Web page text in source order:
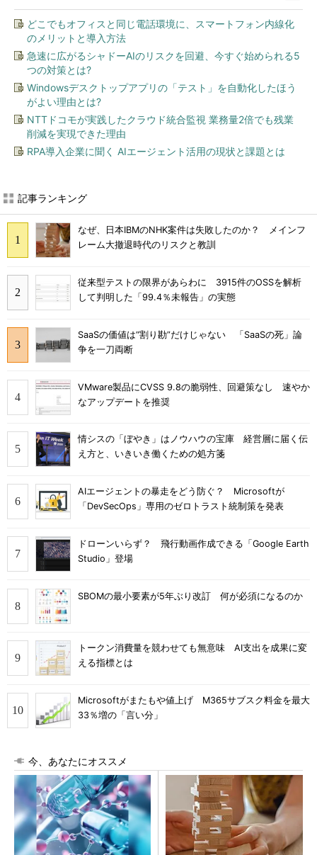
どこでもオフィスと同じ電話環境に、スマートフォン内線化
のメリットと導入方法
急速に広がるシャドーAIのリスクを回避、今すぐ始められる5
つの対策とは?
Windowsデスクトップアプリの「テスト」を自動化したほう
がよい理由とは?
NTTドコモが実践したクラウド統合監視 業務量2倍でも残業
削減を実現できた理由
RPA導入企業に聞く AIエージェント活用の現状と課題とは
記事ランキング
なぜ、日本IBMのNHK案件は失敗したのか？ メインフ
レーム大撤退時代のリスクと教訓
従来型テストの限界があらわに 3915件のOSSを解析
して判明した「99.4％未報告」の実態
SaaSの価値は“割り勘”だけじゃない 「SaaSの死」論
争を一刀両断
VMware製品にCVSS 9.8の脆弱性、回避策なし 速やか
なアップデートを推奨
情シスの「ぼやき」はノウハウの宝庫 経営層に届く伝
え方と、いきいき働くための処方箋
AIエージェントの暴走をどう防ぐ？ Microsoftが
「DevSecOps」専用のゼロトラスト統制策を発表
ドローンいらず？ 飛行動画作成できる「Google Earth
Studio」登場
SBOMの最小要素が5年ぶり改訂 何が必須になるのか
トークン消費量を競わせても無意味 AI支出を成果に変
える指標とは
Microsoftがまたもや値上げ M365サブスク料金を最大
33％増の「言い分」
今、あなたにオススメ